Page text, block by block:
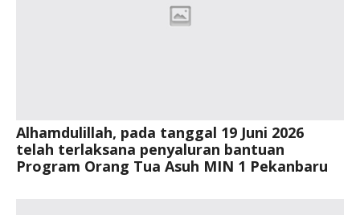
Alhamdulillah, pada tanggal 19 Juni 2026
telah terlaksana penyaluran bantuan
Program Orang Tua Asuh MIN 1 Pekanbaru